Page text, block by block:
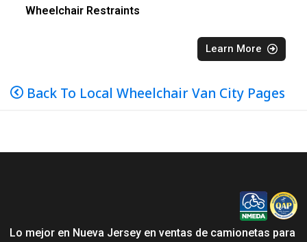
Wheelchair Restraints
Learn More
Back To Local Wheelchair Van City Pages
Lo mejor en Nueva Jersey en ventas de camionetas para